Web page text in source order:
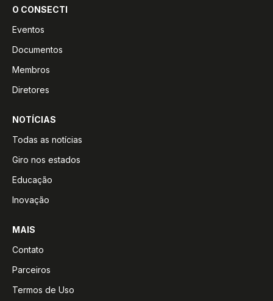
O CONSECTI
Eventos
Documentos
Membros
Diretores
NOTÍCIAS
Todas as notícias
Giro nos estados
Educação
Inovação
MAIS
Contato
Parceiros
Termos de Uso